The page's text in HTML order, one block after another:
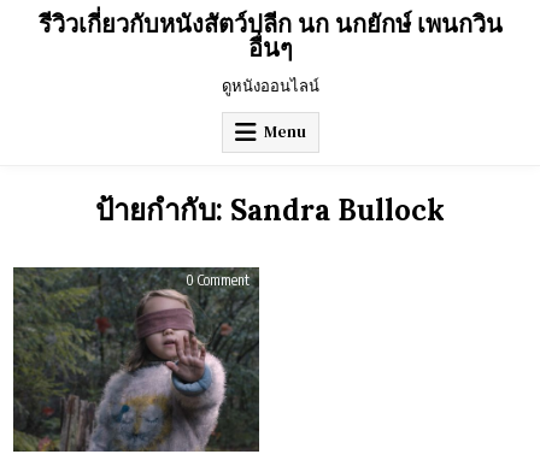
รีวิวเกี่ยวกับหนังสัตว์ปลีก นก นกยักษ์ เพนกวิน
อื่นๆ
ดูหนังออนไลน์
Menu
ป้ายกำกับ: Sandra Bullock
0 Commenton
รีวิว
Bird
Box
(2018)
มอง
อย่า
ให้